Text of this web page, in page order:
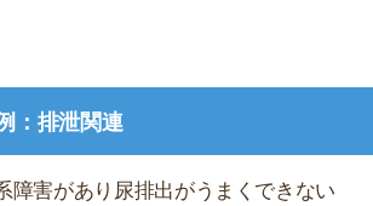
：排泄関連
障害があり尿排出がうまくできない